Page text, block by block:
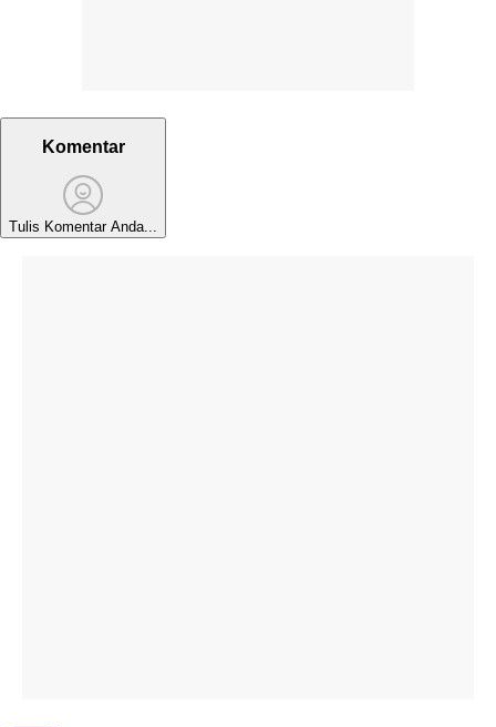
Komentar
Tulis Komentar Anda...